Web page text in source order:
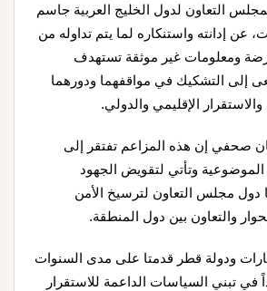
التعاون لدول الخليج العربية جاسم
عن إدانته واستنكاره لما يتم تداوله من
ومعلومات غير موثقة تستهدف
إلى التشكيك في مواقفهما ودورهما
الإقليمي والدولي.
صحفي إن هذه المزاعم تفتقر إلى
وتأتي لتقويض الجهود
دول مجلس التعاون لترسيخ الأمن
والتعاون بين دول المنطقة.
ودولة قطر قدمتا على مدى السنوات
في تبني السياسات الداعمة للاستقرار